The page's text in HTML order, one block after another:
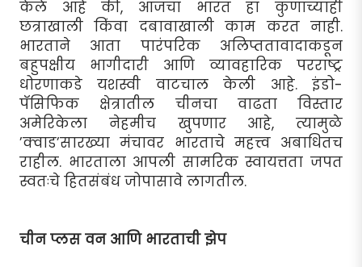
केले आहे की, आजचा भारत हा कुणाच्याही
छत्राखाली किंवा दबावाखाली काम करत नाही.
भारताने आता पारंपरिक अलिप्ततावादाकडून
बहुपक्षीय भागीदारी आणि व्यावहारिक परराष्ट्र
धोरणाकडे यशस्वी वाटचाल केली आहे. इंडो-
पॅसिफिक क्षेत्रातील चीनचा वाढता विस्तार
अमेरिकेला नेहमीच खुपणार आहे, त्यामुळे
’क्वाड’सारख्या मंचावर भारताचे महत्त्व अबाधितच
राहील. भारताला आपली सामरिक स्वायत्तता जपत
स्वतःचे हितसंबंध जोपासावे लागतील.
चीन प्लस वन आणि भारताची झेप